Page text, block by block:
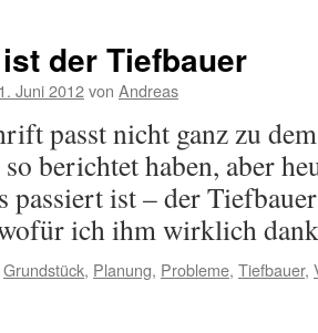
der Tiefbauer
Juni 2012von Andreas
passt nicht ganz zu
berichtet haben, aber
ist – der
ich ihm wirklich
Grundstück, Planung, Probleme, Tiefbauer,